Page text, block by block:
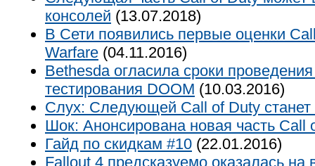
консолей (13.07.2018)
В Сети появились первые оценки
Warfare (04.11.2016)
Bethesda огласила сроки
тестирования DOOM (10.03.2016)
Слух: Следующей Call of Duty станет
Шок: Анонсирована новая часть Call
Гайд по скидкам #10 (22.01.2016)
Fallout 4 предсказуемо оказалась на